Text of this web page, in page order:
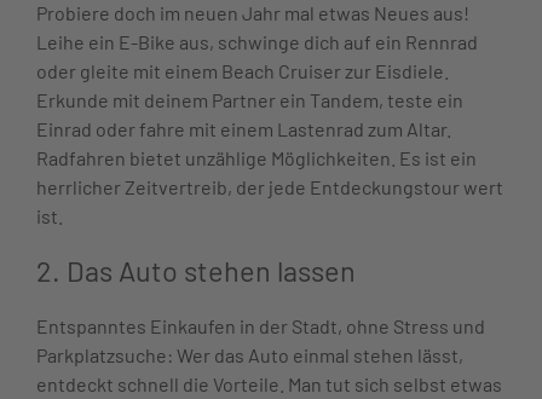
Probiere doch im neuen Jahr mal etwas Neues aus!
Leihe ein E-Bike aus, schwinge dich auf ein Rennrad
oder gleite mit einem Beach Cruiser zur Eisdiele.
Erkunde mit deinem Partner ein Tandem, teste ein
Einrad oder fahre mit einem Lastenrad zum Altar.
Radfahren bietet unzählige Möglichkeiten. Es ist ein
herrlicher Zeitvertreib, der jede Entdeckungstour wert
ist.
2. Das Auto stehen lassen
Entspanntes Einkaufen in der Stadt, ohne Stress und
Parkplatzsuche: Wer das Auto einmal stehen lässt,
entdeckt schnell die Vorteile. Man tut sich selbst etwas